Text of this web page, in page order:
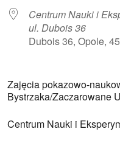
Centrum Nauki i
ul. Dubois 36
Dubois 36, Opole,
Zajęcia pokazowo-
Bystrzaka/Zaczarowane
Centrum Nauki i